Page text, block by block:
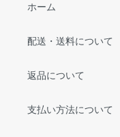
ホーム
配送・送料について
返品について
支払い方法について